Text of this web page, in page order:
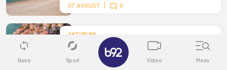
07. AVGUST 0
AKTUELNO
Mnogi dolaze u Ulcinj zbog plaža, ali da li
ste posetili njegov Stari grad? Evo zašto je
toliko poseban
Novo Sport Video Menu
✕